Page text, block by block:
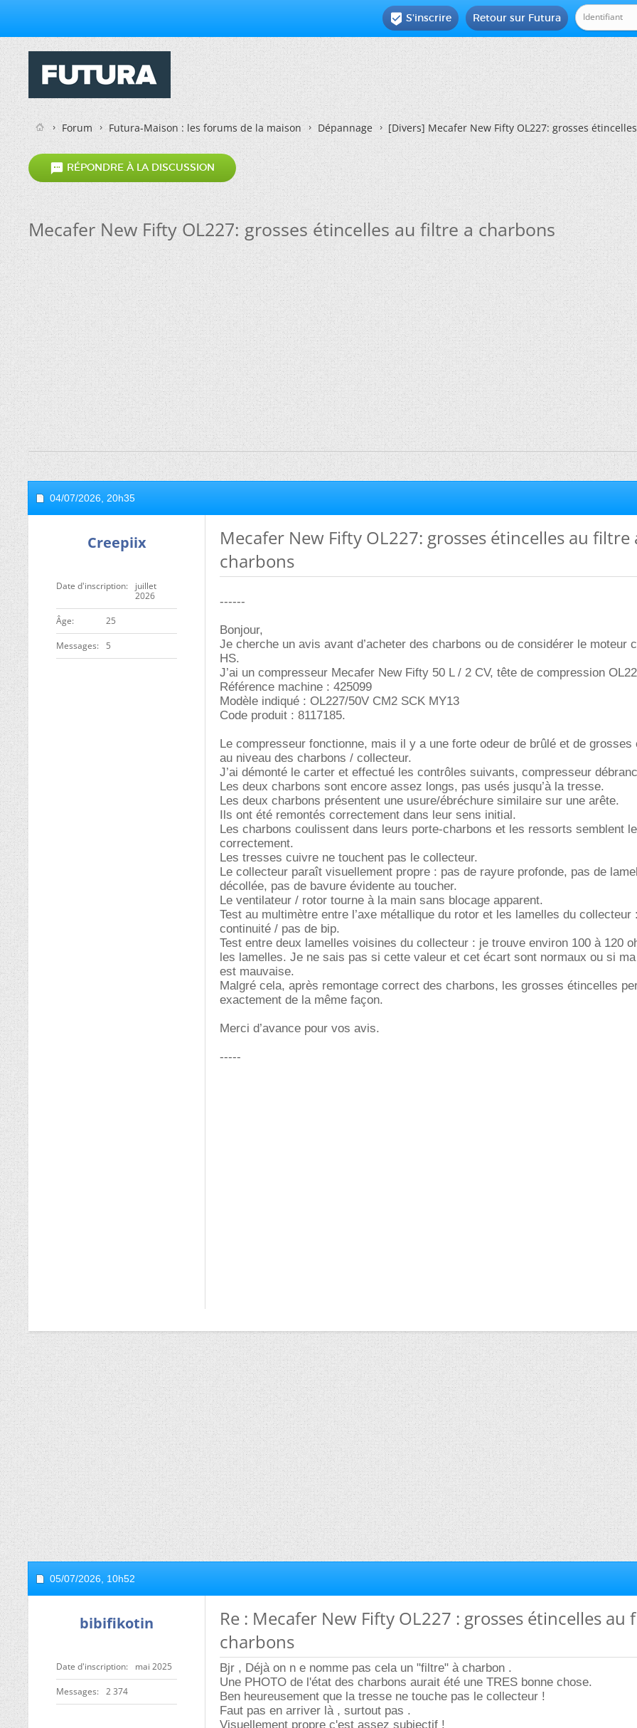
Retour sur Futura
 S'inscrire
Forum Futura-Maison : les forums de la maison Dépannage [Divers]Mecafer New Fifty OL227: grosses
 RÉPONDRE À LA DISCUSSION
Mecafer New Fifty OL227: grosses étincelles au filtre a charbons
04/07/2026, 20h35
Creepiix
Date d'inscription
juillet
2026
ge 25
Messages 5
Mecafer New Fifty OL227: grosses étincelles au filtre
charbons
------
Bonjour,
Je cherche un avis avant d’acheter des charbons ou de considérer le moteur
HS.
J’ai un compresseur Mecafer New Fifty 50 L / 2 CV, tête de compression
Référence machine : 425099
Modèle indiqué : OL227/50V CM2 SCK MY13
Code produit : 8117185.
Le compresseur fonctionne, mais il y a une forte odeur de brûlé et de grosses
au niveau des charbons / collecteur.
J’ai démonté le carter et effectué les contrôles suivants, compresseur
Les deux charbons sont encore assez longs, pas usés jusqu’à la tresse.
Les deux charbons présentent une usure/ébréchure similaire sur une arête.
Ils ont été remontés correctement dans leur sens initial.
Les charbons coulissent dans leurs porte-charbons et les ressorts semblent
correctement.
Les tresses cuivre ne touchent pas le collecteur.
Le collecteur paraît visuellement propre : pas de rayure profonde, pas de
décollée, pas de bavure évidente au toucher.
Le ventilateur / rotor tourne à la main sans blocage apparent.
Test au multimètre entre l’axe métallique du rotor et les lamelles du collecteur
continuité / pas de bip.
Test entre deux lamelles voisines du collecteur : je trouve environ 100 à 120
les lamelles. Je ne sais pas si cette valeur et cet écart sont normaux ou si
est mauvaise.
Malgré cela, après remontage correct des charbons, les grosses étincelles
exactement de la même façon.
Merci d’avance pour vos avis.
-----
05/07/2026, 10h52
bibifikotin
Date d'inscription mai 2025
Messages 2 374
Re : Mecafer New Fifty OL227 : grosses étincelles au
charbons
Bjr , Déjà on n e nomme pas cela un "filtre" à charbon .
Une PHOTO de l'état des charbons aurait été une TRES bonne chose.
Ben heureusement que la tresse ne touche pas le collecteur !
Faut pas en arriver là , surtout pas .
Visuellement propre c'est assez subjectif !